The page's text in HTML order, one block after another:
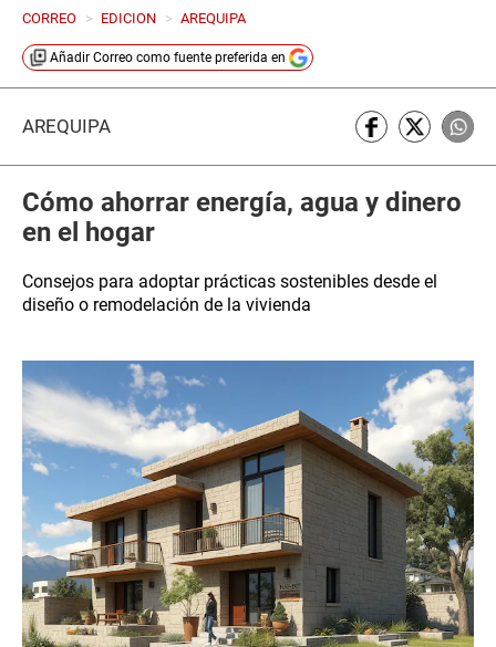
CORREO > EDICION > AREQUIPA
Añadir Correo como fuente preferida en
AREQUIPA
Cómo ahorrar energía, agua y dinero
en el hogar
Consejos para adoptar prácticas sostenibles desde el
diseño o remodelación de la vivienda